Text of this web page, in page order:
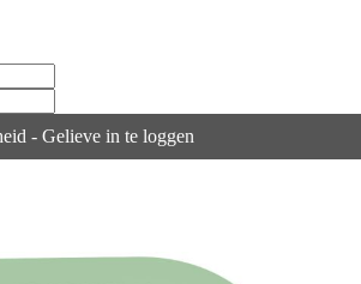
- Gelieve in te loggen